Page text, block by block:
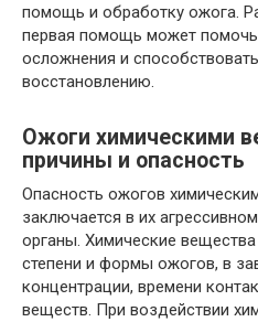
помощь и обработку ожога.
первая помощь может
осложнения и
восстановлению.
Ожоги химическими
причины и опасность
Опасность ожогов
заключается в их
органы. Химические
степени и формы ожогов, в
концентрации, времени
веществ. При воздействии